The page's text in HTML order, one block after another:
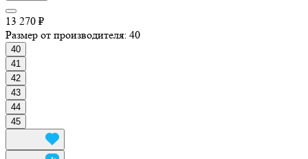
13 270 ₽
Размер от производителя: 40
40
41
42
43
44
45